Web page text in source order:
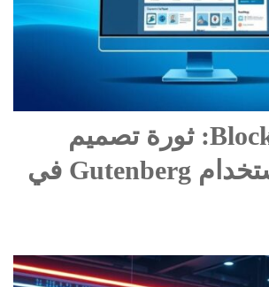
BlockCraft Pro: ثورة تصميم
المواقع باستخدام Gutenberg في